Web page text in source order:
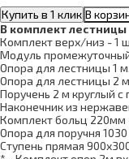
Купить в 1 клик В
В комплект лестницы
Комплект верх/низ - 1
Модуль
Опора для лестницы 1
Опора для лестницы 2
Поручень 2 м круглый с
Наконечник из
Комплект больц 220мм
Опора для поручня
Ступень прямая